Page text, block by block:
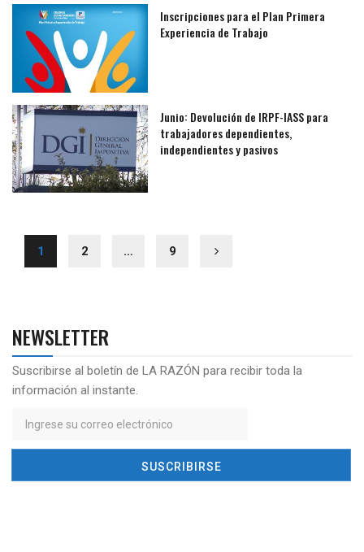
Inscripciones para el Plan Primera
Experiencia de Trabajo
Junio: Devolución de IRPF-IASS para
trabajadores dependientes,
independientes y pasivos
1 2 … 9
NEWSLETTER
Suscribirse al boletín de LA RAZÓN para recibir toda la
información al instante.